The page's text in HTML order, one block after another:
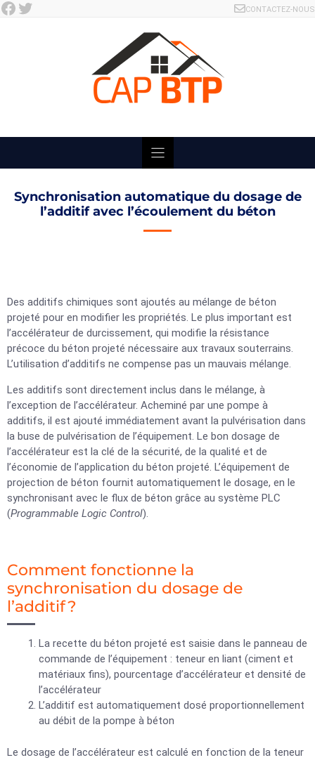
Skip
Facebook Twitter CONTACTEZ-NOUS
Synchronisation automatique du dosage de
l’additif avec l’écoulement du béton
Des additifs chimiques sont ajoutés au mélange de béton
projeté pour en modifier les propriétés. Le plus important est
l’accélérateur de durcissement, qui modifie la résistance
précoce du béton projeté nécessaire aux travaux souterrains.
L’utilisation d’additifs ne compense pas un mauvais mélange.
Les additifs sont directement inclus dans le mélange, à
l’exception de l’accélérateur. Acheminé par une pompe à
additifs, il est ajouté immédiatement avant la pulvérisation dans
la buse de pulvérisation de l’équipement. Le bon dosage de
l’accélérateur est la clé de la sécurité, de la qualité et de
l’économie de l’application du béton projeté. L’équipement de
projection de béton fournit automatiquement le dosage, en le
synchronisant avec le flux de béton grâce au système PLC
(Programmable Logic Control).
Comment fonctionne la
synchronisation du dosage de
l’additif ?
La recette du béton projeté est saisie dans le panneau de
commande de l’équipement : teneur en liant (ciment et
matériaux fins), pourcentage d’accélérateur et densité de
l’accélérateur
L’additif est automatiquement dosé proportionnellement
au débit de la pompe à béton
Le dosage de l’accélérateur est calculé en fonction de la teneur